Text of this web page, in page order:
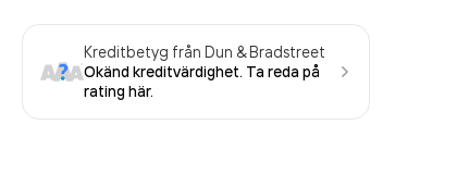
Kreditbetyg från Dun & Bradstreet
Okänd kreditvärdighet. Ta reda på
rating här.